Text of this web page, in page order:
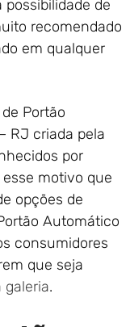
de
recomendado
em qualquer
Portão
RJ criada pela
por
motivo que
opções de
Automático
consumidores
que seja
galeria.